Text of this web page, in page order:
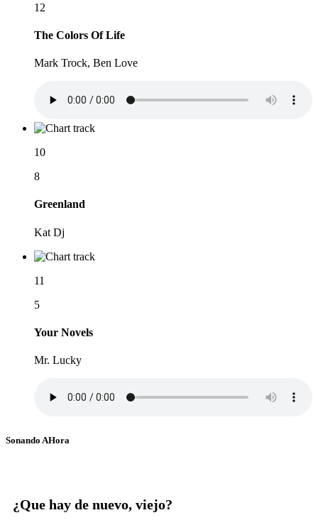
12
The Colors Of Life
Mark Trock, Ben Love
10
8
Greenland
Kat Dj
11
5
Your Novels
Mr. Lucky
Sonando AHora
¿Que hay de nuevo, viejo?